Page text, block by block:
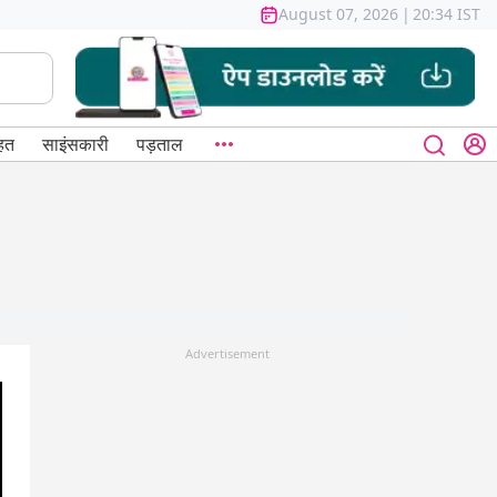
August 07, 2026 | 20:34 IST
साइंसकारी पड़ताल
Advertisement